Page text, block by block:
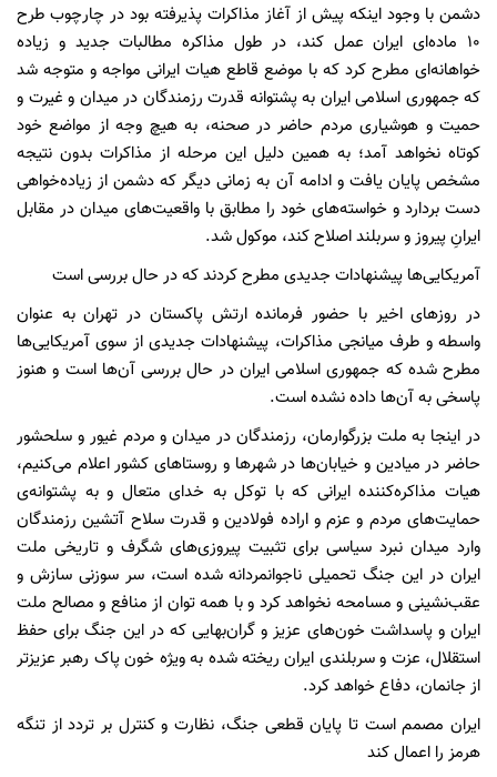
دشمن با وجود اینکه پیش از آغاز مذاکرات پذیرفته بود در چارچوب طرح
۱۰ ماده‌ای ایران عمل کند، در طول مذاکره مطالبات جدید و زیاده
خواهانه‌ای مطرح کرد که با موضع قاطع هیات ایرانی مواجه و متوجه شد
که جمهوری اسلامی ایران به پشتوانه قدرت رزمندگان در میدان و غیرت و
حمیت و هوشیاری مردم حاضر در صحنه، به هیچ وجه از مواضع خود
کوتاه نخواهد آمد؛ به همین دلیل این مرحله از مذاکرات بدون نتیجه
مشخص پایان یافت و ادامه آن به زمانی دیگر که دشمن از زیاده‌خواهی
دست بردارد و خواسته‌های خود را مطابق با واقعیت‌های میدان در مقابل
ایرانِ پیروز و سربلند اصلاح کند، موکول شد.
آمریکایی‌ها پیشنهادات جدیدی مطرح کردند که در حال بررسی است
در روزهای اخیر با حضور فرمانده ارتش پاکستان در تهران به عنوان
واسطه و طرف میانجی مذاکرات، پیشنهادات جدیدی از سوی آمریکایی‌ها
مطرح شده که جمهوری اسلامی ایران در حال بررسی آن‌ها است و هنوز
پاسخی به آن‌ها داده نشده است.
در اینجا به ملت بزرگوارمان، رزمندگان در میدان و مردم غیور و سلحشور
حاضر در میادین و خیابان‌ها در شهرها و روستاهای کشور اعلام می‌کنیم،
هیات مذاکره‌کننده ایرانی که با توکل به خدای متعال و به پشتوانه‌ی
حمایت‌های مردم و عزم و اراده فولادین و قدرت سلاح آتشین رزمندگان
وارد میدان نبرد سیاسی برای تثبیت پیروزی‌های شگرف و تاریخی ملت
ایران در این جنگ تحمیلی ناجوانمردانه شده است، سر سوزنی سازش و
عقب‌نشینی و مسامحه نخواهد کرد و با همه توان از منافع و مصالح ملت
ایران و پاسداشت خون‌های عزیز و گران‌بهایی که در این جنگ برای حفظ
استقلال، عزت و سربلندی ایران ریخته شده به ویژه خون پاک رهبر عزیزتر
از جانمان، دفاع خواهد کرد.
ایران مصمم است تا پایان قطعی جنگ، نظارت و کنترل بر تردد از تنگه
هرمز را اعمال کند